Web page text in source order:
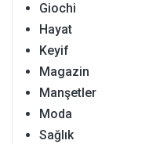
Giochi
Hayat
Keyif
Magazin
Manşetler
Moda
Sağlık